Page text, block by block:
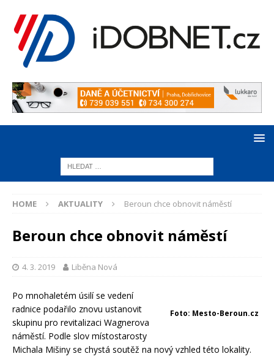
HOME AKTUALITY Beroun chce obnovit náměstí
Beroun chce obnovit náměstí
4. 3. 2019 Liběna Nová
Foto: Mesto-Beroun.cz
Po mnohaletém úsilí se vedení
radnice podařilo znovu ustanovit
skupinu pro revitalizaci Wagnerova
náměstí. Podle slov místostarosty
Michala Mišiny se chystá soutěž na nový vzhled této lokality.